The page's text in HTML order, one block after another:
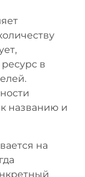
в
названию и
на